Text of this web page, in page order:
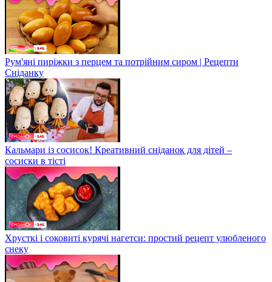
Рум'яні пиріжки з перцем та потрійним сиром | Рецепти
Сніданку
Кальмари із сосисок! Креативний сніданок для дітей –
сосиски в тісті
Хрусткі і соковиті курячі нагетси: простий рецепт улюбленого
снеку